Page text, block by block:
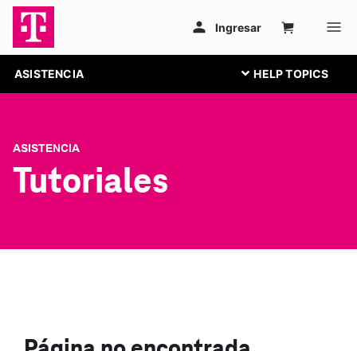
ASISTENCIA
ASISTENCIA
Tutoriales